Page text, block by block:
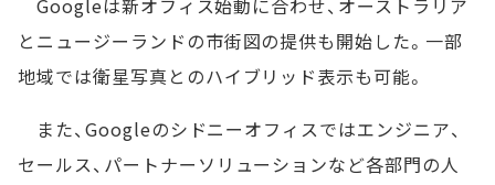
Googleは新オフィス始動に合わせ、オーストラリア
とニュージーランドの市街図の提供も開始した。一部
地域では衛星写真とのハイブリッド表示も可能。
また、Googleのシドニーオフィスではエンジニア、
セールス、パートナーソリューションなど各部門の人